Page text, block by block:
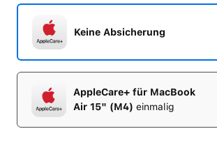
Keine Absicherung
AppleCare+ für MacBook
Air 15" (M4) einmalig